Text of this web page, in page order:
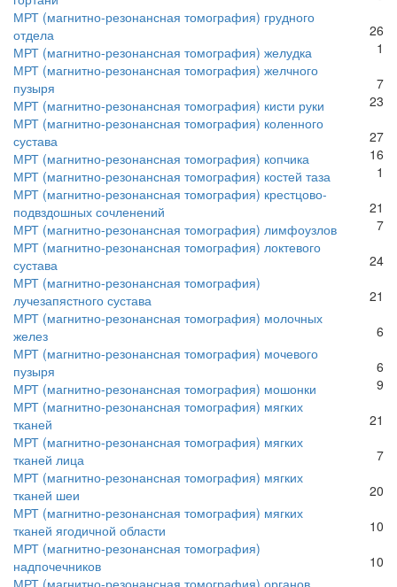
26
МРТ (магнитно-резонансная томография) грудного
отдела
1
МРТ (магнитно-резонансная томография) желудка
7
МРТ (магнитно-резонансная томография) желчного
пузыря
23
МРТ (магнитно-резонансная томография) кисти руки
27
МРТ (магнитно-резонансная томография) коленного
сустава
16
МРТ (магнитно-резонансная томография) копчика
1
МРТ (магнитно-резонансная томография) костей таза
21
МРТ (магнитно-резонансная томография) крестцово-
подвздошных сочленений
7
МРТ (магнитно-резонансная томография) лимфоузлов
24
МРТ (магнитно-резонансная томография) локтевого
сустава
21
МРТ (магнитно-резонансная томография)
лучезапястного сустава
6
МРТ (магнитно-резонансная томография) молочных
желез
6
МРТ (магнитно-резонансная томография) мочевого
пузыря
9
МРТ (магнитно-резонансная томография) мошонки
21
МРТ (магнитно-резонансная томография) мягких
тканей
7
МРТ (магнитно-резонансная томография) мягких
тканей лица
20
МРТ (магнитно-резонансная томография) мягких
тканей шеи
10
МРТ (магнитно-резонансная томография) мягких
тканей ягодичной области
10
МРТ (магнитно-резонансная томография)
надпочечников
МРТ (магнитно-резонансная томография) органов